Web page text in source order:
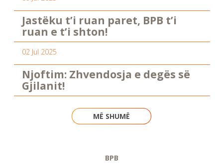
Jastëku t’i ruan paret, BPB t’i
ruan e t’i shton!
02 Jul 2025
Njoftim: Zhvendosja e degës së
Gjilanit!
MË SHUMË
BPB